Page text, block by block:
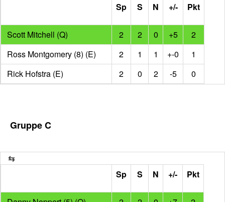
Sp S N +/- Pkt
Scott Mitchell (Q) 2 2 0 +5
2
Ross Montgomery (8) (E)
2 1 1 +-0
1
Rick Hofstra (E)
2 0 2 -5 0
Gruppe C
Sp S N +/- Pkt